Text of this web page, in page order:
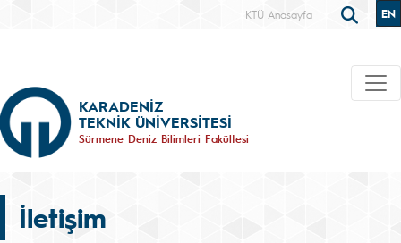
KTÜ Anasayfa EN
KARADENİZ
TEKNİK ÜNİVERSİTESİ
Sürmene Deniz Bilimleri Fakültesi
İletişim